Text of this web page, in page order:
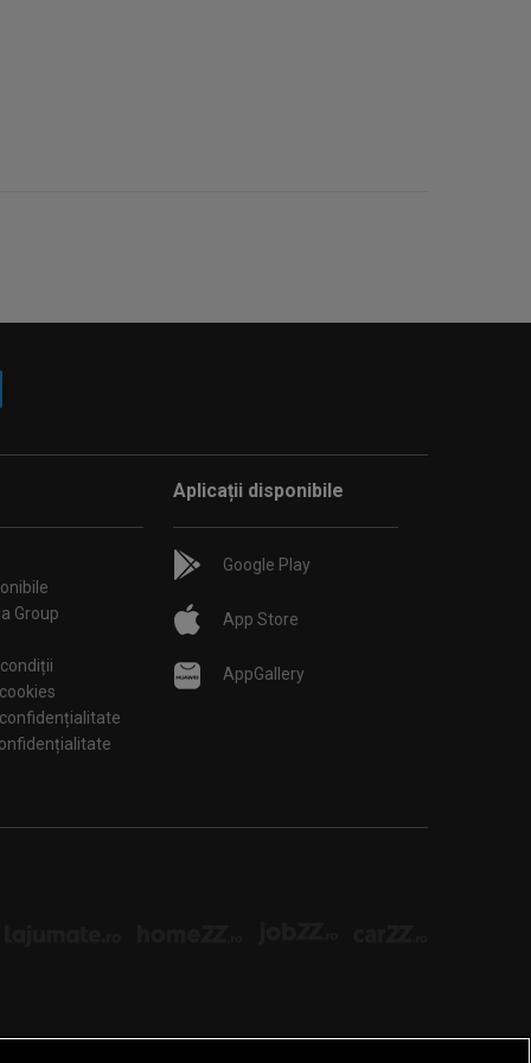
Group
de confidențialitate
Aplicații disponibile
Google Play
App Store
AppGallery